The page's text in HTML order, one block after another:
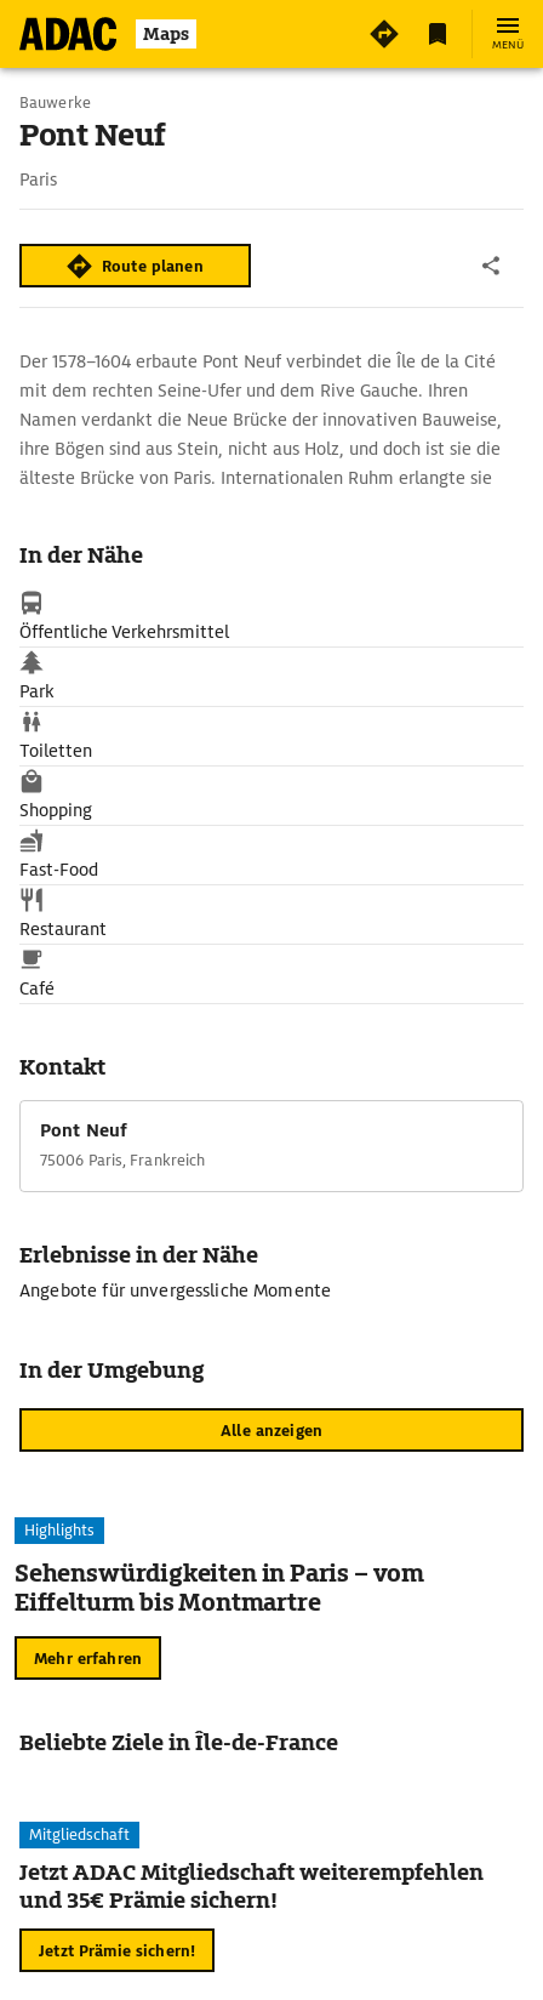
Maps MENÜ
Bauwerke
Pont Neuf
Paris
Route planen
Der 1578–1604 erbaute Pont Neuf verbindet die Île de la Cité
mit dem rechten Seine-Ufer und dem Rive Gauche. Ihren
Namen verdankt die Neue Brücke der innovativen Bauweise,
ihre Bögen sind aus Stein, nicht aus Holz, und doch ist sie die
älteste Brücke von Paris. Internationalen Ruhm erlangte sie
Pont Neuf‹ aus dem Jahr 1991.
In der Nähe
Öffentliche Verkehrsmittel
Park
Toiletten
Shopping
Fast-Food
Restaurant
Café
Kontakt
Pont Neuf
75006 Paris, Frankreich
Erlebnisse in der Nähe
Angebote für unvergessliche Momente
In der Umgebung
Alle anzeigen
Highlights
Sehenswürdigkeiten in Paris – vom
Eiffelturm bis Montmartre
Mehr erfahren
Beliebte Ziele in Île-de-France
Mitgliedschaft
Jetzt ADAC Mitgliedschaft weiterempfehlen
und 35€ Prämie sichern!
Jetzt Prämie sichern!